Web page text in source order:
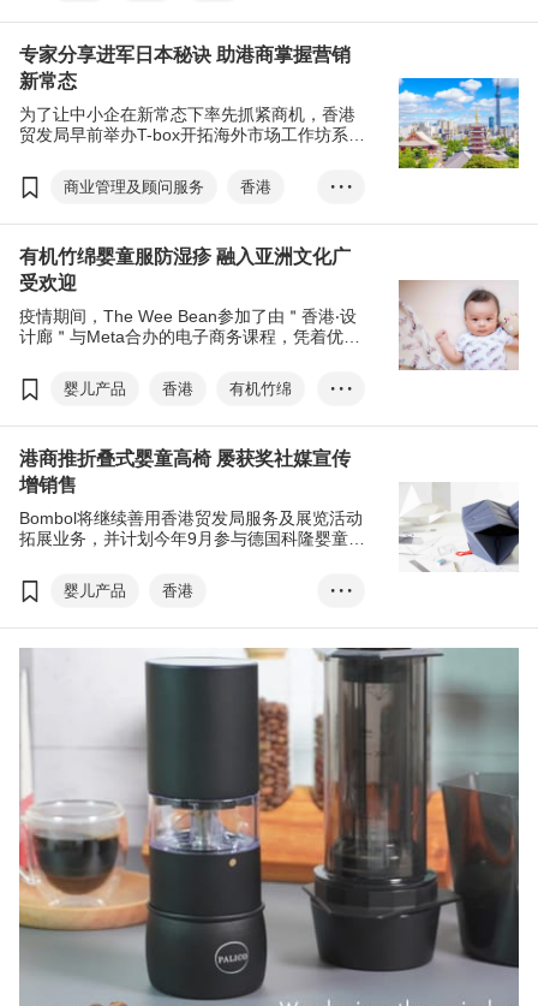
专家分享进军日本秘诀 助港商掌握营销
新常态
为了让中小企在新常态下率先抓紧商机，香港
贸发局早前举办T-box开拓海外市场工作坊系
资热点，邀得专家探讨当地市场的最新趋势和
机遇。首场线上研讨会以＂港企进军日本市场
开拓业务的实用技巧和宝贵经验。(T-box工作
坊—开拓海外市场系列)
商业管理及顾问服务
香港
日本
日本营销
T-box
电子商贸
B2C
社交媒体
网购
Z世代
佐藤征洋
八桥公彦
谷歌
MindFree 吴栢轩
• • •
有机竹绵婴童服防湿疹 融入亚洲文化广
受欢迎
疫情期间，The Wee Bean参加了由＂香港‧设
计廊＂与Meta合办的电子商务课程，凭着优秀
告积分，将用于Facebook及Instagram帐户推
广其新产品。
婴儿产品 香港
有机竹绵
婴儿用品
香港•设计廊
电子商务培育及加速计划
Meta
The Wee Bean
网购平台
• • •
港商推折叠式婴童高椅 屡获奖社媒宣传
增销售
Bombol将继续善用香港贸发局服务及展览活动
拓展业务，并计划今年9月参与德国科隆婴童用
络。
婴儿产品
香港
折叠式婴童高椅
香港•设计廊
Bombol
网购
婴童产品
香港婴儿用品展
• • •